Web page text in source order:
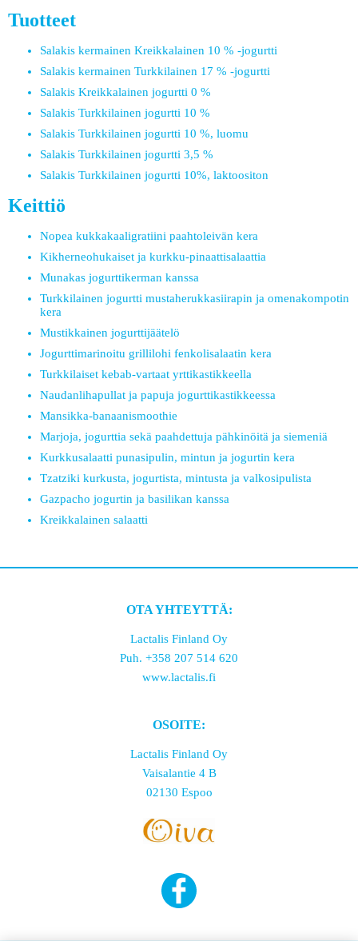
Tuotteet
Salakis kermainen Kreikkalainen 10 % -jogurtti
Salakis kermainen Turkkilainen 17 % -jogurtti
Salakis Kreikkalainen jogurtti 0 %
Salakis Turkkilainen jogurtti 10 %
Salakis Turkkilainen jogurtti 10 %, luomu
Salakis Turkkilainen jogurtti 3,5 %
Salakis Turkkilainen jogurtti 10%, laktoositon
Keittiö
Nopea kukkakaaligratiini paahtoleivän kera
Kikherneohukaiset ja kurkku-pinaattisalaattia
Munakas jogurttikerman kanssa
Turkkilainen jogurtti mustaherukkasiirapin ja omenakompotin
kera
Mustikkainen jogurttijäätelö
Jogurttimarinoitu grillilohi fenkolisalaatin kera
Turkkilaiset kebab-vartaat yrttikastikkeella
Naudanlihapullat ja papuja jogurttikastikkeessa
Mansikka-banaanismoothie
Marjoja, jogurttia sekä paahdettuja pähkinöitä ja siemeniä
Kurkkusalaatti punasipulin, mintun ja jogurtin kera
Tzatziki kurkusta, jogurtista, mintusta ja valkosipulista
Gazpacho jogurtin ja basilikan kanssa
Kreikkalainen salaatti
OTA YHTEYTTÄ:
Lactalis Finland Oy
Puh. +358 207 514 620
www.lactalis.fi
OSOITE:
Lactalis Finland Oy
Vaisalantie 4 B
02130 Espoo